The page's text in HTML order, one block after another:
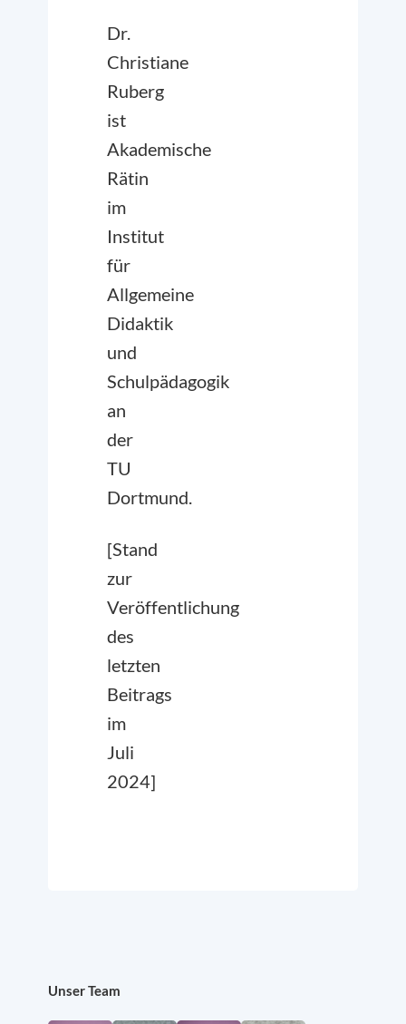
Dr.
Christiane
Ruberg
ist
Akademische
Rätin
im
Institut
für
Allgemeine
Didaktik
und
Schulpädagogik
an
der
TU
Dortmund.
[Stand
zur
Veröffentlichung
des
letzten
Beitrags
im
Juli
2024]
Unser Team